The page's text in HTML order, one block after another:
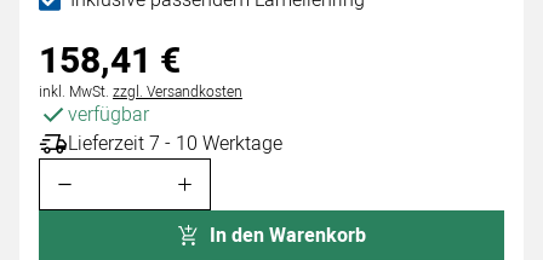
158,41 €
Steuerhinweis:
inkl. MwSt. zzgl. Versandkosten
verfügbar
Lieferzeit 7 - 10 Werktage
In den Warenkorb